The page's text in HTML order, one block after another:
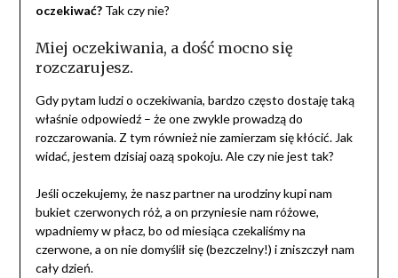
oczekiwać?Tak czy nie?
Miej oczekiwania, a dość mocno się
rozczarujesz.
Gdy pytam ludzi o oczekiwania, bardzo często dostaję taką
właśnie odpowiedź – że one zwykle prowadzą do
rozczarowania. Z tym również nie zamierzam się kłócić. Jak
widać, jestem dzisiaj oazą spokoju. Ale czy nie jest tak?
Jeśli oczekujemy, że nasz partner na urodziny kupi nam
bukiet czerwonych róż, a on przyniesie nam różowe,
wpadniemy w płacz, bo od miesiąca czekaliśmy na
czerwone, a on nie domyślił się (bezczelny!) i zniszczył nam
cały dzień.